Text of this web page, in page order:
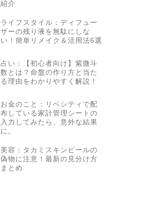
紹介
ライフスタイル：ディフュー
ザーの残り液を無駄にしな
い！簡単リメイク＆活用法6選
占い：【初心者向け】紫微斗
数とは？命盤の作り方と当た
る理由をわかりやすく解説！
お金のこと：リベシティで配
布している家計管理シートの
入力してみたら、意外な結果
に。
美容：タカミスキンピールの
偽物に注意！最新の見分け方
まとめ